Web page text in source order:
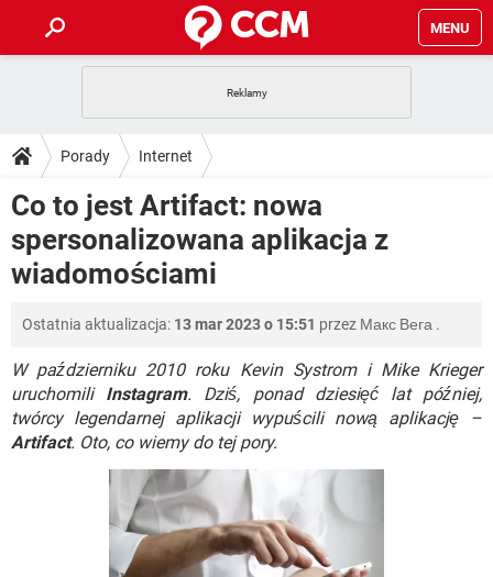
MENU
GRY
SPOTIFY NETFLIX
INSTAGRAM FACEBOOK
WINDOWS 10
PORADY
PlayStation
GRY WHATSAPP
SPOTIFY NETFLIX
WINDOWS 10
DO POBRANIA
ANDROID TIKTOK
GRY
WINDOWS 10
FORUM
GRY WHATSAPP
SPOTIFY NETFLIX
INSTAGRAM FACEBOOK
WINDOWS 10
GRY WHATSAPP
SPOTIFY NETFLIX
Porady Internet
Co to jest Artifact: nowa
spersonalizowana aplikacja z
wiadomościami
Ostatnia aktualizacja: 13 mar 2023 o 15:51 przez Макс Вега .
W październiku 2010 roku Kevin Systrom i Mike Krieger
uruchomili Instagram. Dziś, ponad dziesięć lat później,
twórcy legendarnej aplikacji wypuścili nową aplikację –
Artifact. Oto, co wiemy do tej pory.